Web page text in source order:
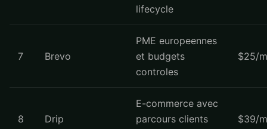
lifecycle
7 Brevo
PME europeennes
et budgets
controles
$25/
8 Drip
E-commerce avec
parcours clients
$39/